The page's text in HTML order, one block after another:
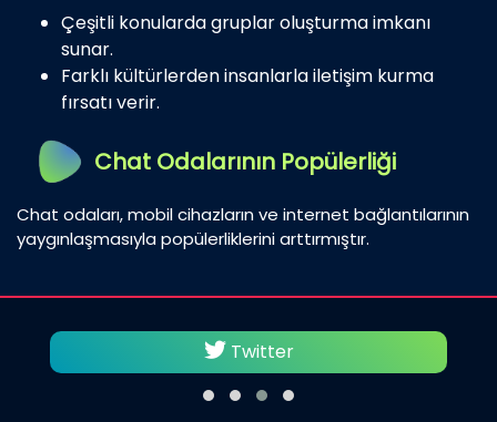
Çeşitli konularda gruplar oluşturma imkanı
sunar.
Farklı kültürlerden insanlarla iletişim kurma
fırsatı verir.
Chat Odalarının Popülerliği
Chat odaları, mobil cihazların ve internet bağlantılarının
yaygınlaşmasıyla popülerliklerini arttırmıştır.
Twitter